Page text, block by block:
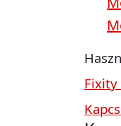
Fixity